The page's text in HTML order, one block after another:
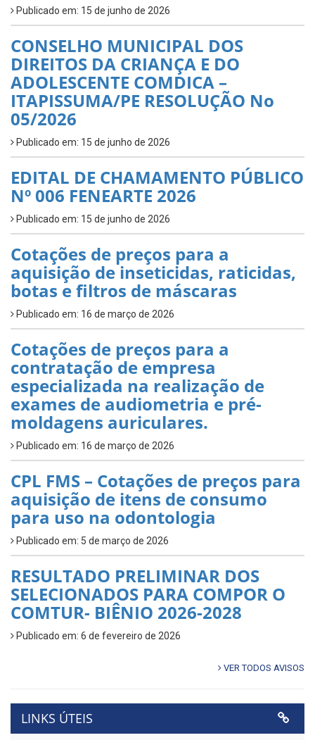
Publicado em: 15 de junho de 2026
CONSELHO MUNICIPAL DOS
DIREITOS DA CRIANÇA E DO
ADOLESCENTE COMDICA –
ITAPISSUMA/PE RESOLUÇÃO No
05/2026
Publicado em: 15 de junho de 2026
EDITAL DE CHAMAMENTO PÚBLICO
Nº 006 FENEARTE 2026
Publicado em: 15 de junho de 2026
Cotações de preços para a
aquisição de inseticidas, raticidas,
botas e filtros de máscaras
Publicado em: 16 de março de 2026
Cotações de preços para a
contratação de empresa
especializada na realização de
exames de audiometria e pré-
moldagens auriculares.
Publicado em: 16 de março de 2026
CPL FMS – Cotações de preços para
aquisição de itens de consumo
para uso na odontologia
Publicado em: 5 de março de 2026
RESULTADO PRELIMINAR DOS
SELECIONADOS PARA COMPOR O
COMTUR- BIÊNIO 2026-2028
Publicado em: 6 de fevereiro de 2026
VER TODOS AVISOS
LINKS ÚTEIS